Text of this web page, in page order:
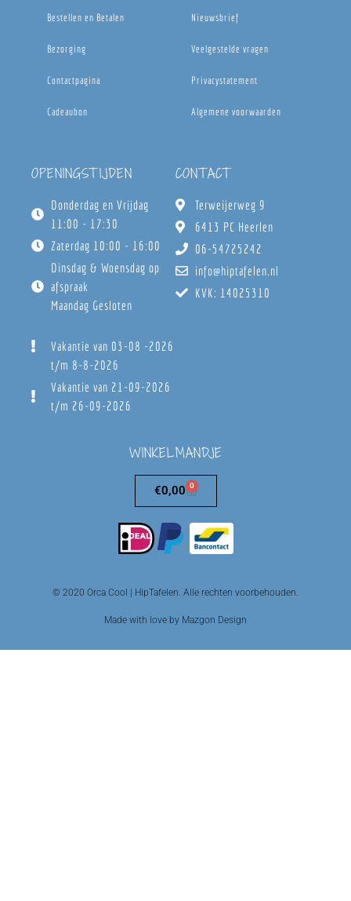
Bestellen en Betalen
Bezorging
Contactpagina
Cadeaubon
Nieuwsbrief
Veelgestelde vragen
Privacystatement
Algemene voorwaarden
OPENINGSTIJDEN
Donderdag en Vrijdag
11:00 - 17:30
Zaterdag 10:00 - 16:00
Dinsdag & Woensdag op
afspraak
Maandag Gesloten
Vakantie van 03-08 -2026
t/m 8-8-2026
Vakantie van 21-09-2026
t/m 26-09-2026
CONTACT
Terweijerweg 9
6413 PC Heerlen
06-54725242
info@hiptafelen.nl
KVK: 14025310
WINKELMANDJE
€0,00 0
© 2020 Orca Cool | HipTafelen. Alle rechten voorbehouden.
Made with love by Mazgon Design